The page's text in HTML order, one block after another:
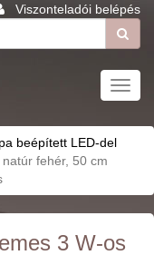
Viszonteladói belépés
beépített LED-del
fehér, 50 cm
3 W-os